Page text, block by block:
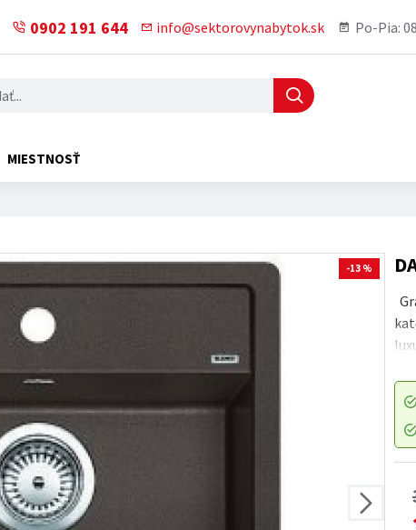
0902 191 644 info@sektorovynabytok.sk Po-Pia:
MIESTNOSŤ
-13 %